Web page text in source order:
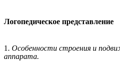
Логопедическое представление
1. Особенности строения и
аппарата.